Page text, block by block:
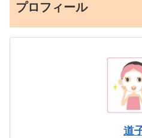
プロフィール
道